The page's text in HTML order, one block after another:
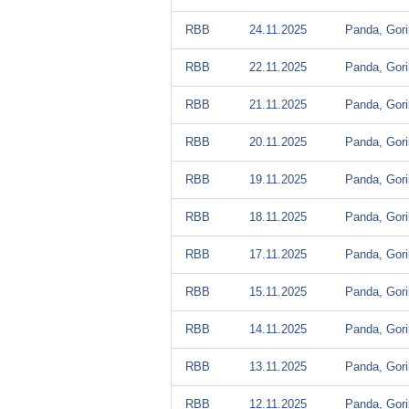
RBB 24.11.2025 Panda,
RBB 22.11.2025 Panda,
RBB 21.11.2025 Panda,
RBB 20.11.2025 Panda,
RBB 19.11.2025 Panda,
RBB 18.11.2025 Panda,
RBB 17.11.2025 Panda,
RBB 15.11.2025 Panda,
RBB 14.11.2025 Panda,
RBB 13.11.2025 Panda,
RBB 12.11.2025 Panda,